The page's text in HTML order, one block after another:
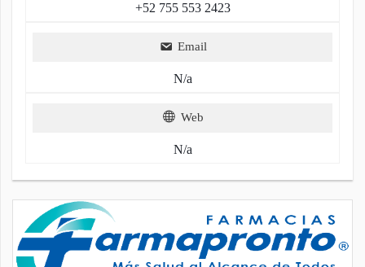
+52 755 553 2423
Email
N/a
Web
N/a